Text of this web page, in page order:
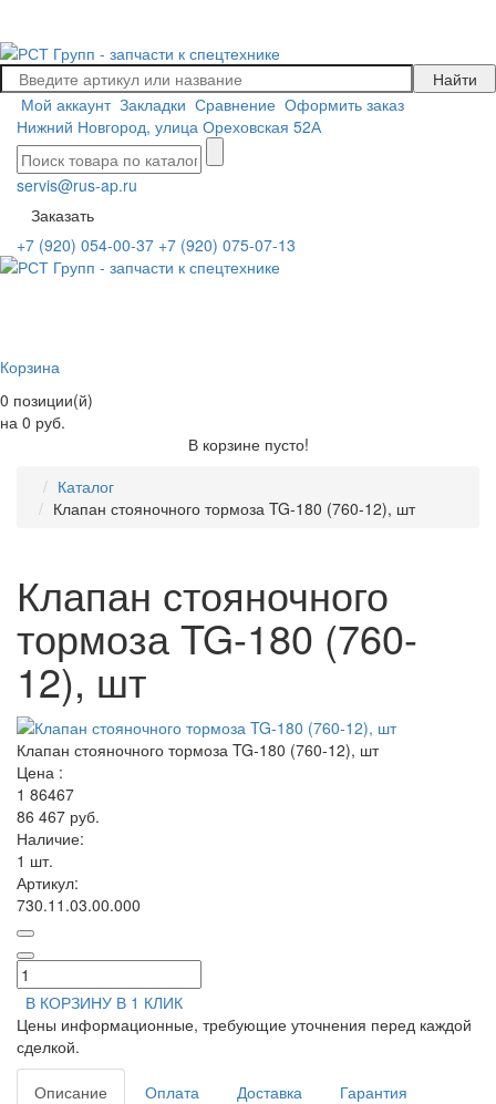
Мой аккаунт Закладки Сравнение Оформить заказ
Нижний Новгород, улица Ореховская 52А
servis@rus-ap.ru
Заказать
+7 (920) 054-00-37 +7 (920) 075-07-13
Корзина
0 позиции(й)
на 0 руб.
В корзине пусто!
Каталог
Клапан стояночного тормоза TG-180 (760-12), шт
Клапан стояночного
тормоза TG-180 (760-
12), шт
Клапан стояночного тормоза TG-180 (760-12), шт
Цена :
1 86467
86 467 руб.
Наличие:
1 шт.
Артикул:
730.11.03.00.000
В КОРЗИНУ В 1 КЛИК
Цены информационные, требующие уточнения перед каждой
сделкой.
Описание Оплата Доставка Гарантия